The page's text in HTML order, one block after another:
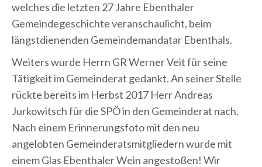
welches die letzten 27 Jahre Ebenthaler
Gemeindegeschichte veranschaulicht, beim
längstdienenden Gemeindemandatar Ebenthals.
Weiters wurde Herrn GR Werner Veit für seine
Tätigkeit im Gemeinderat gedankt. An seiner Stelle
rückte bereits im Herbst 2017 Herr Andreas
Jurkowitsch für die SPÖ in den Gemeinderat nach.
Nach einem Erinnerungsfoto mit den neu
angelobten Gemeinderatsmitgliedern wurde mit
einem Glas Ebenthaler Wein angestoßen! Wir